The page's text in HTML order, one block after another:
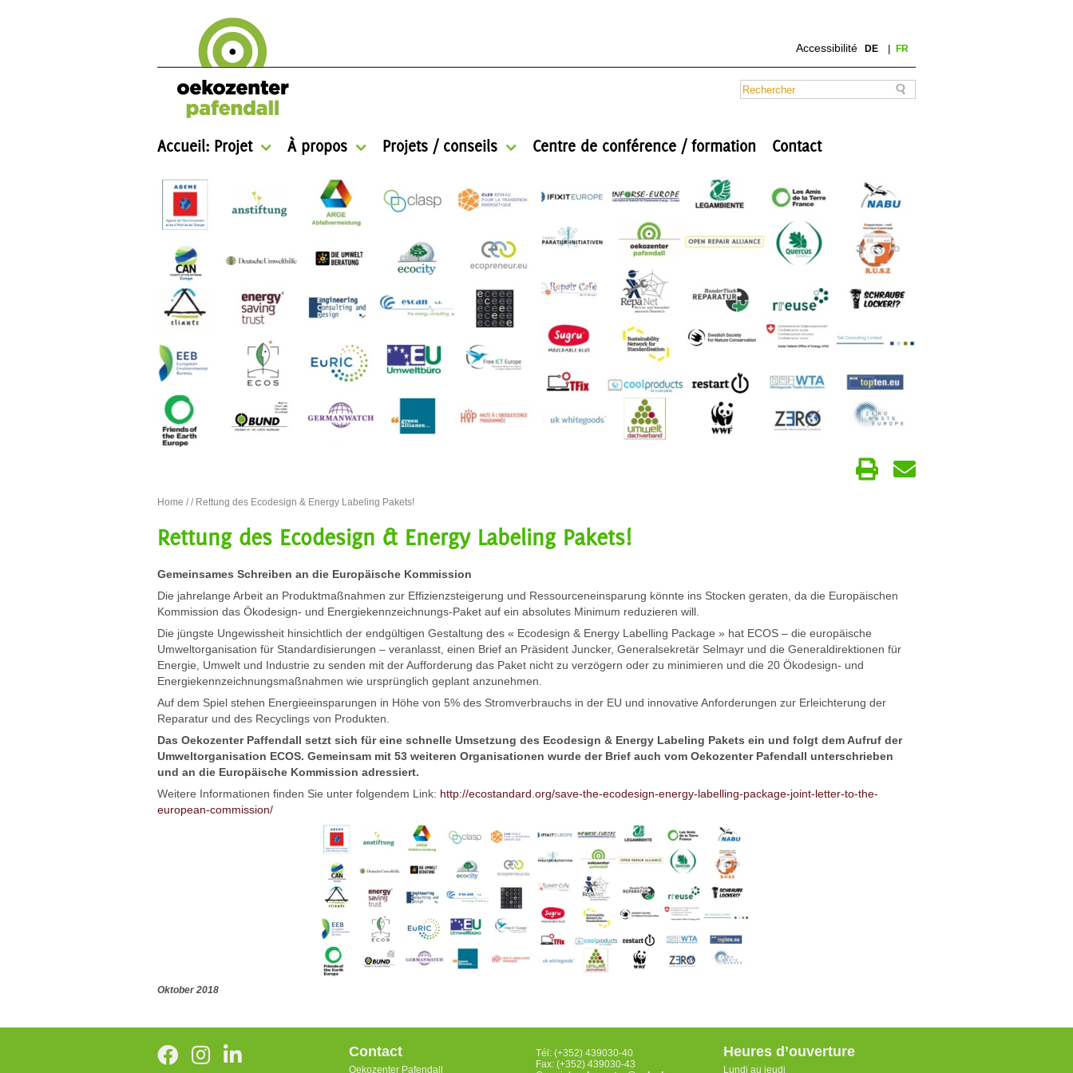
Accessibilité DE FR
Accueil: Projet À propos Projets / conseils Centre de conférence / formation Contact
Home // Rettung des Ecodesign & Energy Labeling Pakets!
Rettung des Ecodesign & Energy Labeling Pakets!
Gemeinsames Schreiben an die Europäische Kommission
Die jahrelange Arbeit an Produktmaßnahmen zur Effizienzsteigerung und Ressourceneinsparung könnte ins Stocken geraten, da die Europäischen
Kommission das Ökodesign- und Energiekennzeichnungs-Paket auf ein absolutes Minimum reduzieren will.
Die jüngste Ungewissheit hinsichtlich der endgültigen Gestaltung des « Ecodesign & Energy Labelling Package » hat ECOS – die europäische
Umweltorganisation für Standardisierungen – veranlasst, einen Brief an Präsident Juncker, Generalsekretär Selmayr und die Generaldirektionen für
Energie, Umwelt und Industrie zu senden mit der Aufforderung das Paket nicht zu verzögern oder zu minimieren und die 20 Ökodesign- und
Energiekennzeichnungsmaßnahmen wie ursprünglich geplant anzunehmen.
Auf dem Spiel stehen Energieeinsparungen in Höhe von 5% des Stromverbrauchs in der EU und innovative Anforderungen zur Erleichterung der
Reparatur und des Recyclings von Produkten.
Das Oekozenter Paffendall setzt sich für eine schnelle Umsetzung des Ecodesign & Energy Labeling Pakets ein und folgt dem Aufruf der
Umweltorganisation ECOS. Gemeinsam mit 53 weiteren Organisationen wurde der Brief auch vom Oekozenter Pafendall unterschrieben
und an die Europäische Kommission adressiert.
Weitere Informationen finden Sie unter folgendem Link: http://ecostandard.org/save-the-ecodesign-energy-labelling-package-joint-letter-to-the-
european-commission/
Oktober 2018
Contact
Oekozenter Pafendall
Tél: (+352) 439030-40
Fax: (+352) 439030-43
Heures d’ouverture
Lundi au jeudi